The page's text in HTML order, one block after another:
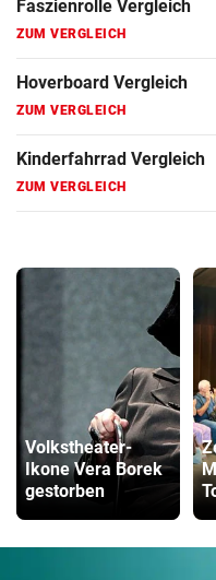
Faszienrolle Vergleich
ZUM VERGLEICH
Hoverboard Vergleich
ZUM VERGLEICH
Kinderfahrrad Vergleich
ZUM VERGLEICH
Volkstheater-
Ikone Vera Borek
gestorben